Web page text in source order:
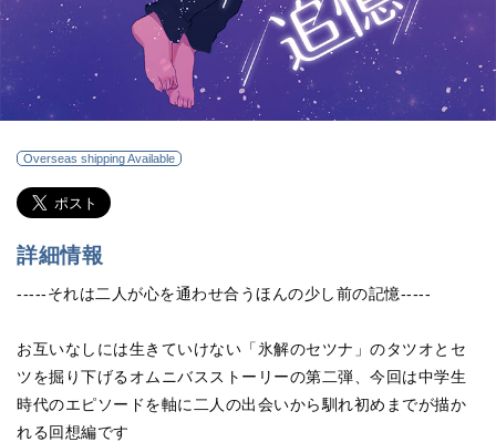
Overseas shipping Available
詳細情報
-----それは二人が心を通わせ合うほんの少し前の記憶-----
お互いなしには生きていけない「氷解のセツナ」のタツオとセ
ツを掘り下げるオムニバスストーリーの第二弾、今回は中学生
時代のエピソードを軸に二人の出会いから馴れ初めまでが描か
れる回想編です